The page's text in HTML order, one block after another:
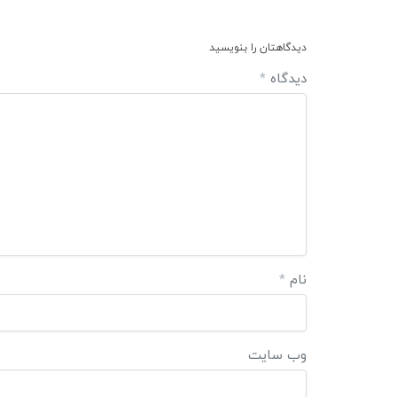
دیدگاهتان را بنویسید
دیدگاه *
نام *
وب‌ سایت